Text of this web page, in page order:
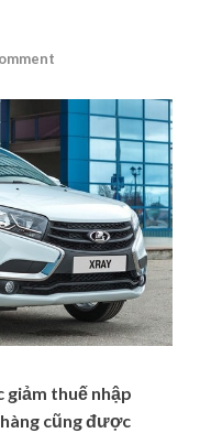
giảm thuế nhập
cũng được